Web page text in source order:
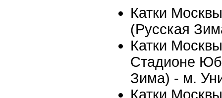
Катки
(Русская
Катки
Стадионе
Зима) - м.
Катки